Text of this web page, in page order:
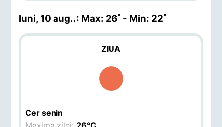
luni, 10 aug..: Max: 26˚ - Min: 22˚
ZIUA
Cer senin